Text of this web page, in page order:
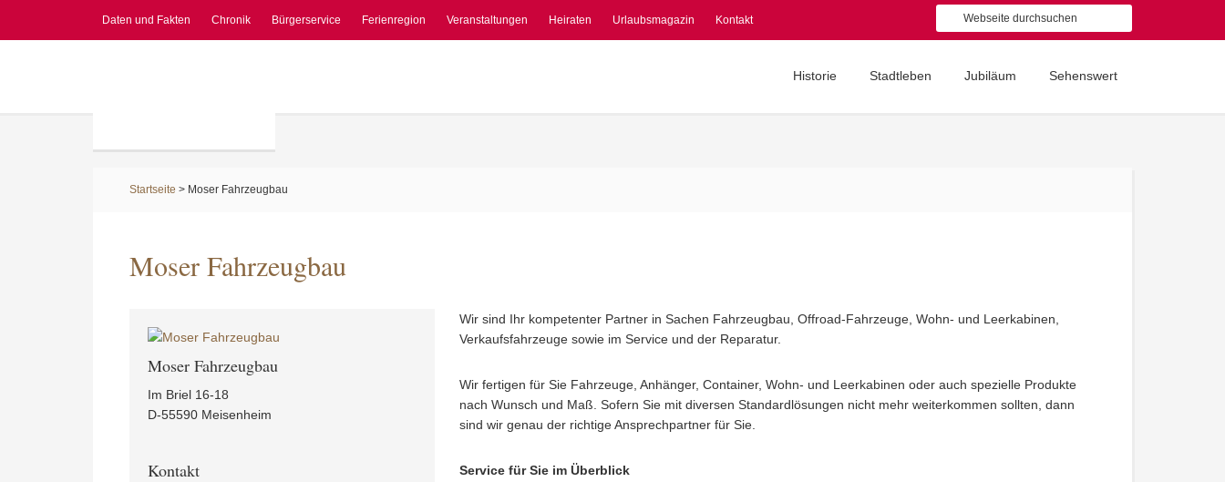
Daten und Fakten Chronik Bürgerservice Ferienregion Veranstaltungen Heiraten Urlaubsmagazin Kontakt
Historie Stadtleben Jubiläum Sehenswert
Startseite > Moser Fahrzeugbau
Moser Fahrzeugbau
Moser Fahrzeugbau
Im Briel 16-18
D-55590 Meisenheim
Kontakt
Wir sind Ihr kompetenter Partner in Sachen Fahrzeugbau, Offroad-Fahrzeuge, Wohn- und Leerkabinen,
Verkaufsfahrzeuge sowie im Service und der Reparatur.
Wir fertigen für Sie Fahrzeuge, Anhänger, Container, Wohn- und Leerkabinen oder auch spezielle Produkte
nach Wunsch und Maß. Sofern Sie mit diversen Standardlösungen nicht mehr weiterkommen sollten, dann
sind wir genau der richtige Ansprechpartner für Sie.
Service für Sie im Überblick